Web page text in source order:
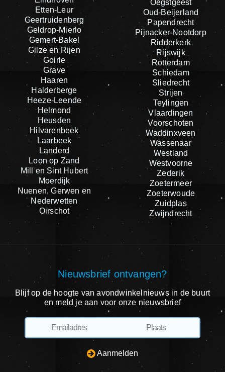
Etten-Leur
Geertruidenberg
Geldrop-Mierlo
Gemert-Bakel
Gilze en Rijen
Goirle
Grave
Haaren
Halderberge
Heeze-Leende
Helmond
Heusden
Hilvarenbeek
Laarbeek
Landerd
Loon op Zand
Mill en Sint Hubert
Moerdijk
Nuenen, Gerwen en
Nederwetten
Oirschot
Oegstgeest
Oud-Beijerland
Papendrecht
Pijnacker-Nootdorp
Ridderkerk
Rijswijk
Rotterdam
Schiedam
Sliedrecht
Strijen
Teylingen
Vlaardingen
Voorschoten
Waddinxveen
Wassenaar
Westland
Westvoorne
Zederik
Zoetermeer
Zoeterwoude
Zuidplas
Zwijndrecht
Nieuwsbrief ontvangen?
Blijf op de hoogte van avondwinkelnieuws in de buurt
en meld je aan voor onze nieuwsbrief
Aanmelden